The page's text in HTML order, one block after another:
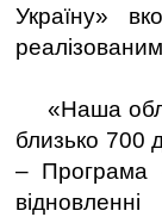
Україну»
«Наша
близько 700
– Програма